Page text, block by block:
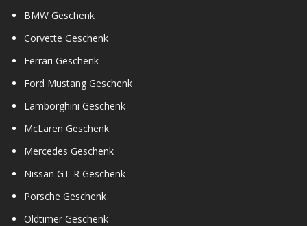
BMW Geschenk
Corvette Geschenk
Ferrari Geschenk
Ford Mustang Geschenk
Lamborghini Geschenk
McLaren Geschenk
Mercedes Geschenk
Nissan GT-R Geschenk
Porsche Geschenk
Oldtimer Geschenk